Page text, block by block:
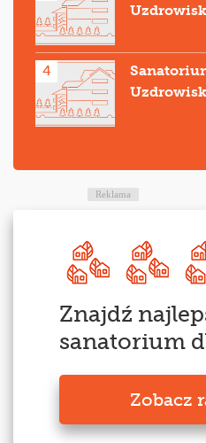
4
Reklama
Znajdź
sanatorium
Zobacz